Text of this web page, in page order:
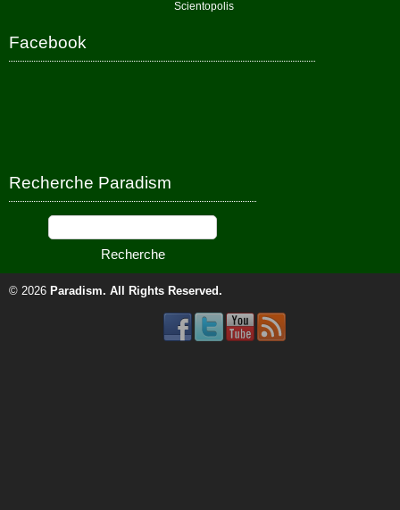
Scientopolis
Facebook
Recherche Paradism
© 2026 Paradism. All Rights Reserved.